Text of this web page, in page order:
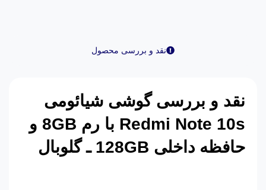
نقد و بررسی محصول
نقد و بررسی گوشی شیائومی
Redmi Note 10s با رم 8 GB
و
حافظه داخلی 128 GB ـ گلوبال